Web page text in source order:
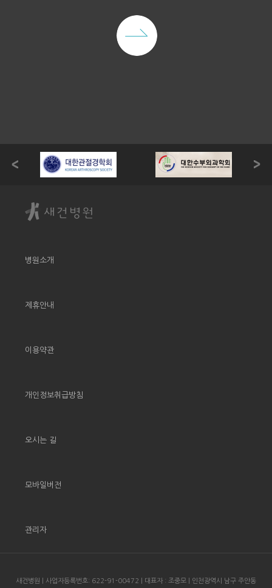
병원소개
제휴안내
이용약관
개인정보취급방침
오시는 길
모바일버전
관리자
새건병원 | 사업자등록번호: 622-91-00472 | 대표자 : 조중모 | 인천광역시 남구 주안동